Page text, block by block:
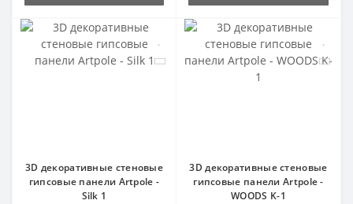
3D декоративные стеновые
гипсовые панели Artpole -
Silk 1
3D декоративные стеновые
гипсовые панели Artpole -
WOODS K-1